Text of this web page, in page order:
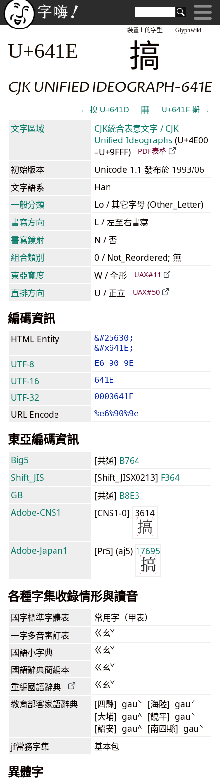
GlyphWiki
搞
裝置上的字型
U+641E
CJK UNIFIED IDEOGRAPH-641E
← 搝 U+641D 𝄜 U+641F 搟 →
文字區域
CJK統合表意文字 / CJK
Unified Ideographs (U+4E00
–U+9FFF)
PDF表格
初始版本
Unicode 1.1 發布於 1993/06
文字語系
Han
一般分類
Lo / 其它字母 (Other_Letter)
書寫方向
L / 左至右書寫
書寫鏡射
N / 否
組合類別
0 / Not_Reordered; 無
東亞寬度
W / 全形 UAX#11
直排方向 U / 正立 UAX#50
編碼資訊
HTML Entity
&#25630;
&#x641E;
UTF-8 E6 90 9E
UTF-16 641E
UTF-32 0000641E
URL Encode %e6%90%9e
東亞編碼資訊
Big5 [共通] B764
Shift_JIS
[Shift_JISX0213] F364
GB
[共通] B8E3
Adobe-CNS1
[CNS1-0] 3614
Adobe-Japan1 [Pr5] (aj5) 17695
各種字集收錄情形與讀音
國字標準字體表 常用字（甲表）
一字多音審訂表 ㄍㄠˇ
國語小字典 ㄍㄠˇ
國語辭典簡編本 ㄍㄠˇ
重編國語辭典 ㄍㄠˇ
教育部客家語辭典
[四縣] gauˋ [海陸] gauˊ
[大埔] gau^ [饒平] gauˋ
[詔安] gau^ [南四縣] gauˋ
jf當務字集 基本包
異體字